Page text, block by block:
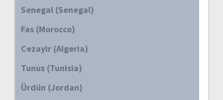
Senegal (Senegal)
Fas (Morocco)
Cezayir (Algeria)
Tunus (Tunisia)
Ürdün (Jordan)